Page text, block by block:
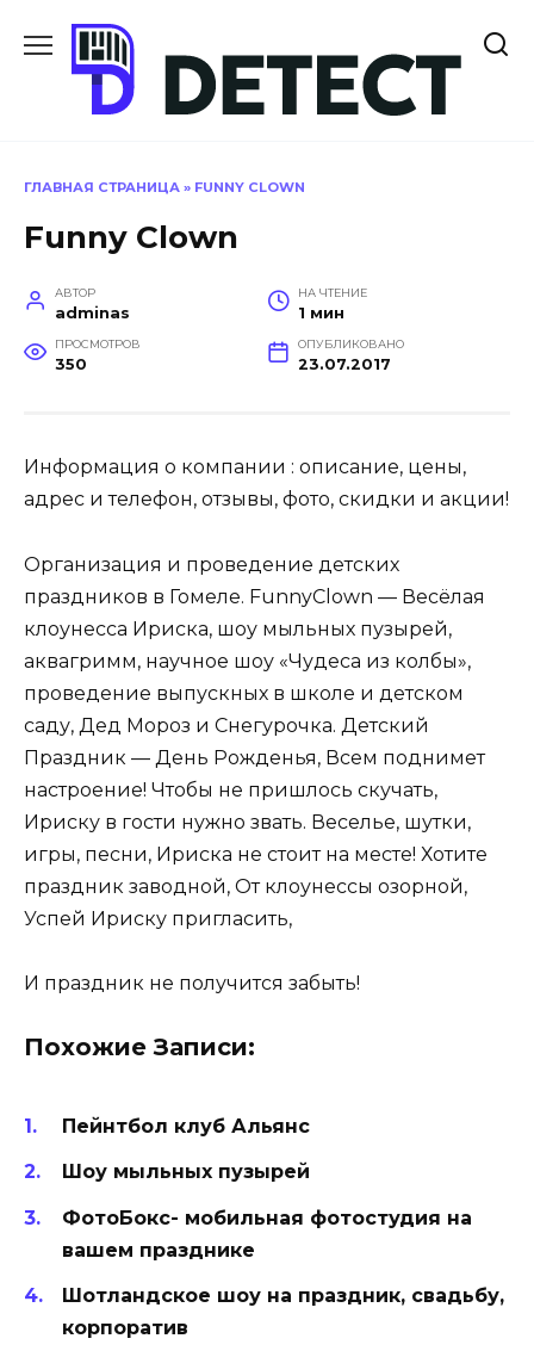
содержанию
ГЛАВНАЯ СТРАНИЦА » FUNNY CLOWN
Funny Clown
АВТОР
adminas
НА ЧТЕНИЕ
1 мин
ПРОСМОТРОВ
350
ОПУБЛИКОВАНО
23.07.2017
Информация о компании : описание, цены,
адрес и телефон, отзывы, фото, скидки и акции!
Организация и проведение детских
праздников в Гомеле. FunnyClown — Весёлая
клоунесса Ириска, шоу мыльных пузырей,
аквагримм, научное шоу «Чудеса из колбы»,
проведение выпускных в школе и детском
саду, Дед Мороз и Снегурочка. Детский
Праздник — День Рожденья, Всем поднимет
настроение! Чтобы не пришлось скучать,
Ириску в гости нужно звать. Веселье, шутки,
игры, песни, Ириска не стоит на месте! Хотите
праздник заводной, От клоунессы озорной,
Успей Ириску пригласить,
И праздник не получится забыть!
Похожие Записи:
Пейнтбол клуб Альянс
Шоу мыльных пузырей
ФотоБокс- мобильная фотостудия на
вашем празднике
Шотландское шоу на праздник, свадьбу,
корпоратив